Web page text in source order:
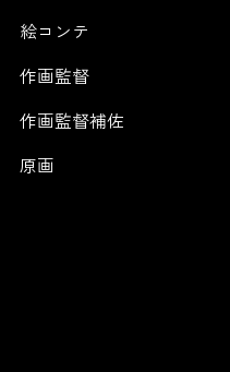
絵コンテ
作画監督
作画監督補佐
原画